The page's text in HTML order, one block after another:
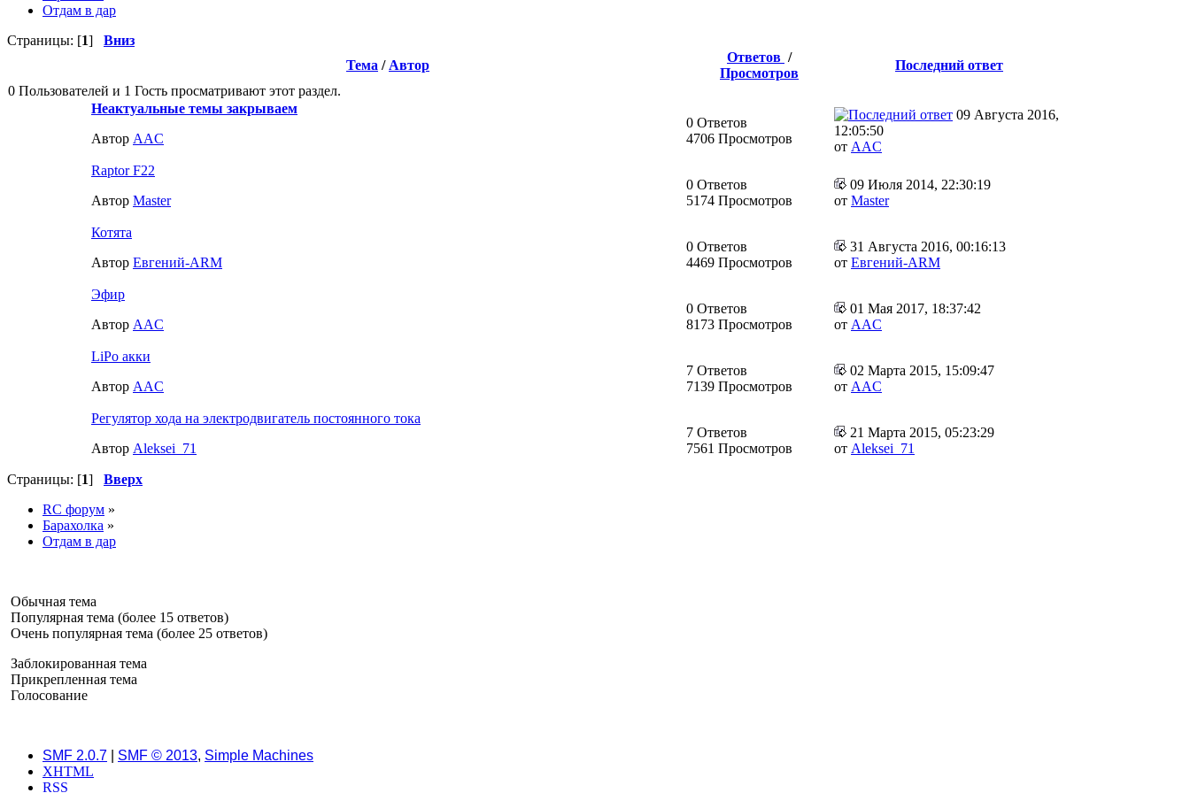
Отдам в дар
Страницы: [1] Вниз
Тема / Автор
Ответов /
Просмотров
Последний ответ
0 Пользователей и 1 Гость просматривают этот раздел.
Неактуальные темы закрываем
Автор AAC
0 Ответов
4706 Просмотров
09 Августа 2016,
12:05:50
от AAC
Raptor F22
Автор Master
0 Ответов
5174 Просмотров
09 Июля 2014, 22:30:19
от Master
Котята
Автор Евгений-ARM
0 Ответов
4469 Просмотров
31 Августа 2016, 00:16:13
от Евгений-ARM
Эфир
Автор AAC
0 Ответов
8173 Просмотров
01 Мая 2017, 18:37:42
от AAC
LiPo акки
Автор AAC
7 Ответов
7139 Просмотров
02 Марта 2015, 15:09:47
от AAC
Регулятор хода на электродвигатель постоянного тока
Автор Aleksei_71
7 Ответов
7561 Просмотров
21 Марта 2015, 05:23:29
от Aleksei_71
Страницы: [1] Вверх
RC форум »
Барахолка »
Отдам в дар
Обычная тема
Популярная тема (более 15 ответов)
Очень популярная тема (более 25 ответов)
Заблокированная тема
Прикрепленная тема
Голосование
SMF 2.0.7 SMF © 2013, Simple Machines
XHTML
RSS